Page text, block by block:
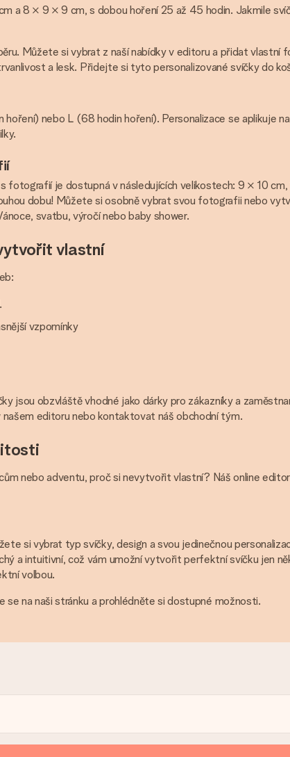
a 8 × 9 × 9 cm, s dobou hoření 25 až 45 hodin. Jakmile
Můžete si vybrat z naší nabídky v editoru a přidat vlastní
a lesk. Přidejte si tyto personalizované svíčky do
nebo L (68 hodin hoření). Personalizace se aplikuje
fotografií je dostupná v následujících velikostech: 9 × 10
dobu! Můžete si osobně vybrat svou fotografii nebo
svatbu, výročí nebo baby shower.
vlastní
vzpomínky
obzvláště vhodné jako dárky pro zákazníky a
editoru nebo kontaktovat náš obchodní tým.
nebo adventu, proč si nevytvořit vlastní? Náš online
si vybrat typ svíčky, design a svou jedinečnou
a intuitivní, což vám umožní vytvořit perfektní svíčku jen
volbou.
na naši stránku a prohlédněte si dostupné možnosti.